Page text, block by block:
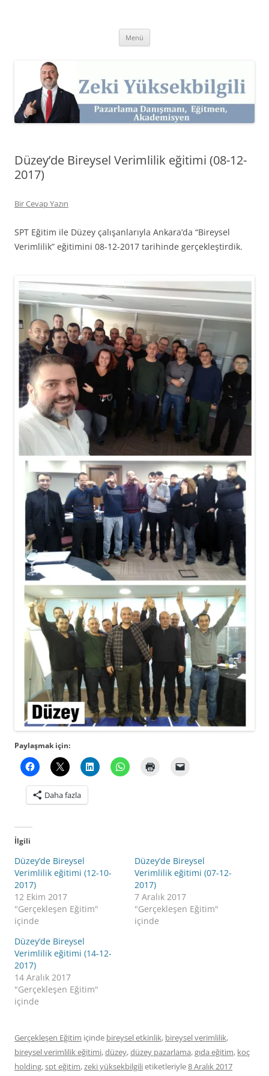
Kişisel Web Sitesi.
Menü
Düzey’de Bireysel Verimlilik eğitimi (08-12-
2017)
Bir Cevap Yazın
SPT Eğitim ile Düzey çalışanlarıyla Ankara’da “Bireysel
Verimlilik” eğitimini 08-12-2017 tarihinde gerçekleştirdik.
Paylaşmak için:
Daha fazla
İlgili
Düzey’de Bireysel
Verimlilik eğitimi (12-10-
2017)
12 Ekim 2017
"Gerçekleşen Eğitim"
içinde
Düzey’de Bireysel
Verimlilik eğitimi (07-12-
2017)
7 Aralık 2017
"Gerçekleşen Eğitim"
içinde
Düzey’de Bireysel
Verimlilik eğitimi (14-12-
2017)
14 Aralık 2017
"Gerçekleşen Eğitim"
içinde
Gerçekleşen Eğitim içinde bireysel etkinlik, bireysel verimlilik,
bireysel verimlilik eğitimi,düzey,düzey pazarlama,gıda eğitim, koç
holding,spt eğitim,zeki yüksekbilgilietiketleriyle8 Aralık 2017